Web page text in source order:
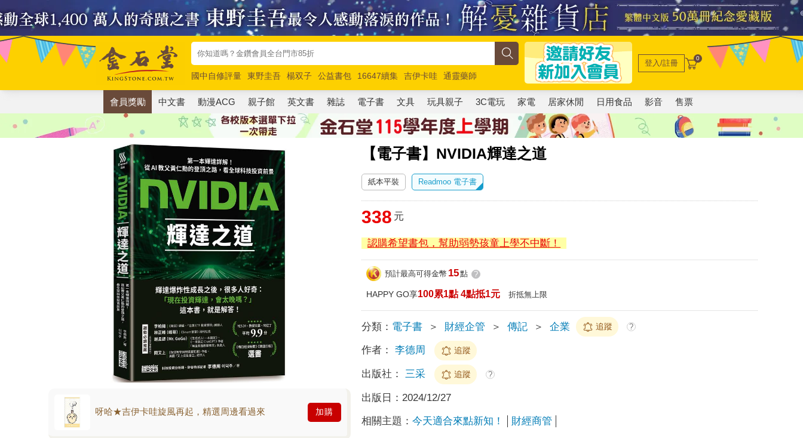
國中自修評量 東野圭吾 楊双子 公益書包 16647續集 吉伊卡哇
通靈藥師
唯紅花綻放
奧德賽 路邊攤新作 馬斯克 玩具總動員5 超慢跑
登入/註冊 0
會員獎勵 中文書 動漫ACG 親子館 英文書 雜誌 電子書 文具 玩具親子 3C電玩 家電 居家休閒 日用食品 影音 售票
【電子書】NVIDIA輝達之道
呀哈★吉伊卡哇旋風再起，精選周邊看過來 加購
紙本平裝 Readmoo 電子書
338 元
認購希望書包，幫助弱勢孩童上學不中斷！
預計最高可得金幣 15點 ?
HAPPY GO享100累1點 4點抵1元 折抵無上限
分類： 電子書 ＞ 財經企管 ＞ 傳記 ＞ 企業 追蹤 ?
作者： 李德周 追蹤
出版社： 三采 追蹤 ?
出版日： 2024/12/27
相關主題：今天適合來點新知！ 財經商管